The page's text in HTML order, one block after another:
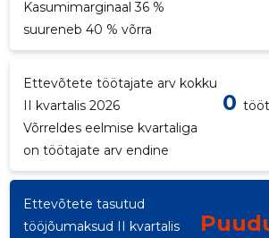
Kasumimarginaal 36 %
suureneb 40 % võrra
Ettevõtete töötajate arv kokku
II kvartalis 2026
0
Võrreldes eelmise kvartaliga
on töötajate arv endine
Ettevõtete tasutud
tööjõumaksud II kvartalis